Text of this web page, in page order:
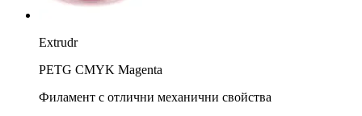
Extrudr
PETG CMYK Magenta
Филамент с отлични механични свойства